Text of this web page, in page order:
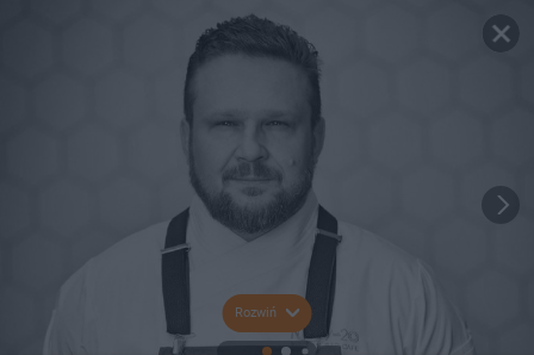
Rozwiń